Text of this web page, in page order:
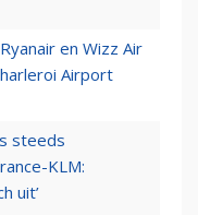
en Wizz Air
Airport
steeds
KLM:
uit’